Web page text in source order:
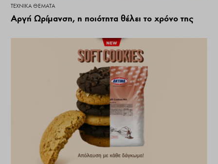
ΤΕΧΝΙΚΆ ΘΈΜΑΤΑ
Αργή Ωρίμανση, η ποιότητα θέλει το χρόνο της